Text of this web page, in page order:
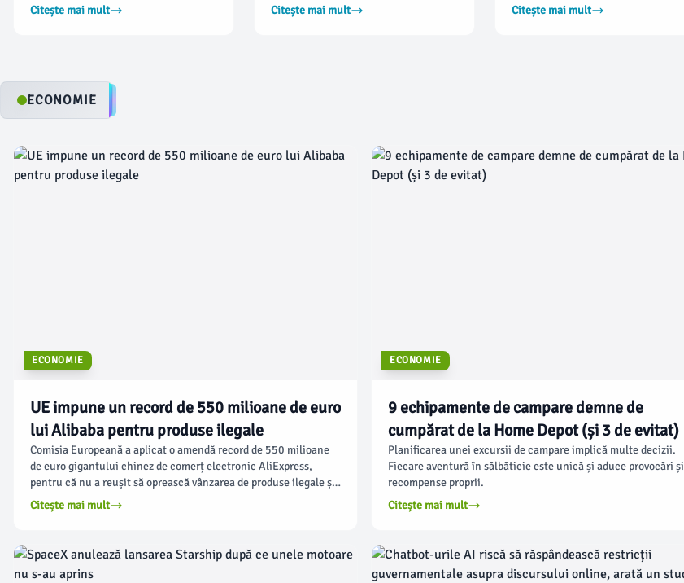
periodic peste 2.600 MW,
reprezentând prima sursă de energie
centralele pe gaze, a permis României
să fie exportator net de energie
electrică pentru perioade
Citește mai mult
Consiliul Național pentru Studierea
Citește mai mult
reținerea lor de către grănicerii
bulgari și predarea acestora
Citește mai mult
ECONOMIE
ECONOMIE
UE impune un record de 550 milioane de euro
lui Alibaba pentru produse ilegale
Comisia Europeană a aplicat o amendă record de 550 milioane
de euro gigantului chinez de comerț electronic AliExpress,
pentru că nu a reușit să oprească vânzarea de produse ilegale și
dăunătoare pe platforma sa. Potrivit politico.eu, oficialul
european pentru tehnologie, Henna Virkkunen, a declarat că au
cosmetice periculoase” care au rămas online pentru o perioadă
îndelungată.
Citește mai mult
ECONOMIE
9 echipamente de campare demne de
cumpărat de la Home Depot (și 3 de evitat)
Planificarea unei excursii de campare implică multe decizii.
Fiecare aventură în sălbăticie este unică și aduce provocări și
recompense proprii.
Citește mai mult